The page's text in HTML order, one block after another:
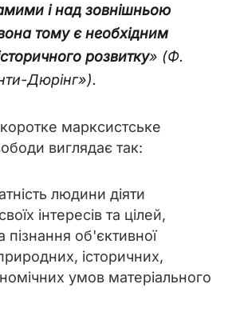
і над зовнішньою
тому є необхідним
розвитку» (Ф.
Дюрінг»).
марксистське
виглядає так:
людини діяти
інтересів та цілей,
об'єктивної
історичних,
умов матеріального